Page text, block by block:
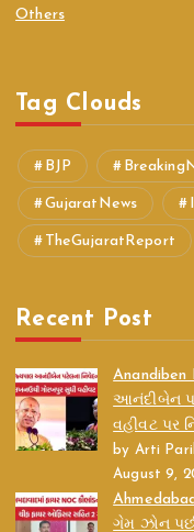
Others
Tag Clouds
BJP
GujaratNews
TheGujaratReport
Recent Post
Anandiben
આનંદીબેન
વહીવટ પર
by Arti
August 9,
ગેમ ઝોન